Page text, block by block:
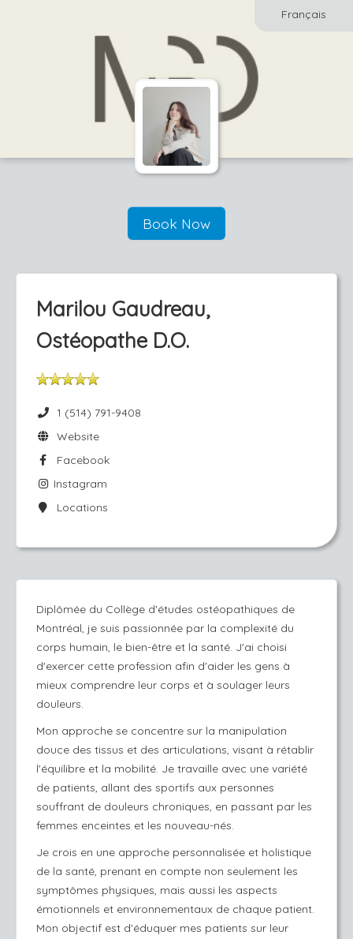
Français
Book Now
Marilou Gaudreau,
Ostéopathe D.O.
1 (514) 791-9408
Website
Facebook
Instagram
Locations
Diplômée du Collège d'études ostéopathiques de
Montréal, je suis passionnée par la complexité du
corps humain, le bien-être et la santé. J'ai choisi
d'exercer cette profession afin d'aider les gens à
mieux comprendre leur corps et à soulager leurs
douleurs.
Mon approche se concentre sur la manipulation
douce des tissus et des articulations, visant à rétablir
l'équilibre et la mobilité. Je travaille avec une variété
de patients, allant des sportifs aux personnes
souffrant de douleurs chroniques, en passant par les
femmes enceintes et les nouveau-nés.
Je crois en une approche personnalisée et holistique
de la santé, prenant en compte non seulement les
symptômes physiques, mais aussi les aspects
émotionnels et environnementaux de chaque patient.
Mon objectif est d'éduquer mes patients sur leur